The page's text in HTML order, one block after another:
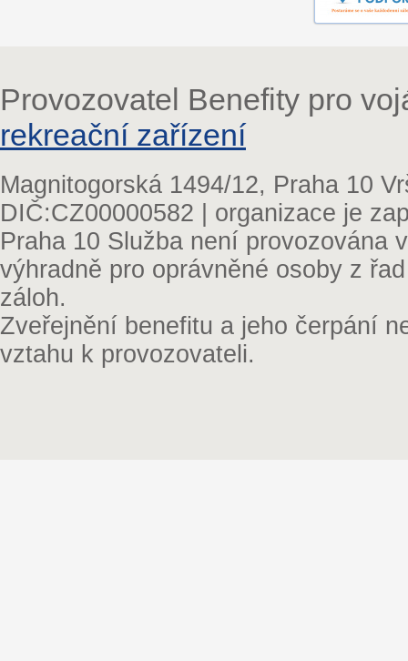
Provozovatel Benefity pro
rekreační zařízení
Magnitogorská 1494/12, Praha 10
DIČ:CZ00000582 | organizace je
Praha 10 Služba není provozována
výhradně pro oprávněné osoby z
záloh.
Zveřejnění benefitu a jeho čerpání
vztahu k provozovateli.